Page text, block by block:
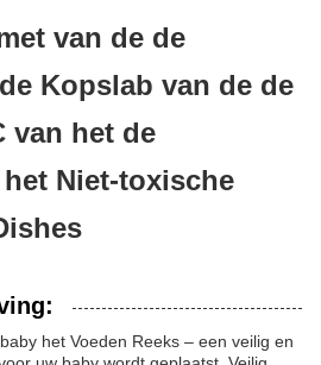
van de de
Kopslab van de de
van het de
Niet-toxische
het Voeden Reeks – een veilig en